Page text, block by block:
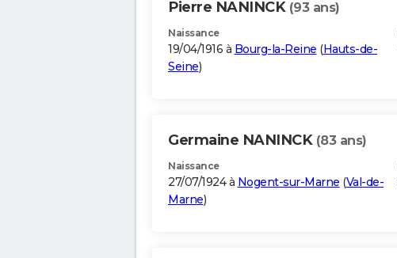
Pierre NANINCK (93 ans)
Naissance
19/04/1916 à Bourg-la-Reine (Hauts-de-
Seine)
Germaine NANINCK (83 ans)
Naissance
27/07/1924 à Nogent-sur-Marne (Val-de-
Marne)